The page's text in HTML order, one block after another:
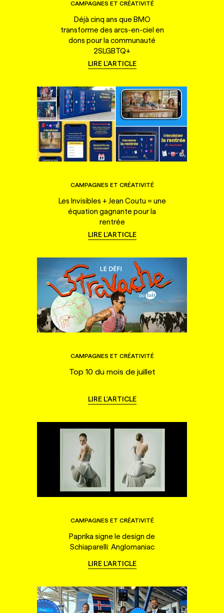
CAMPAGNES ET CRÉATIVITÉ
Déjà cinq ans que BMO
transforme des arcs-en-ciel en
dons pour la communauté
2SLGBTQ+
LIRE L'ARTICLE
CAMPAGNES ET CRÉATIVITÉ
Les Invisibles + Jean Coutu = une
équation gagnante pour la
rentrée
LIRE L'ARTICLE
CAMPAGNES ET CRÉATIVITÉ
Top 10 du mois de juillet
LIRE L'ARTICLE
CAMPAGNES ET CRÉATIVITÉ
Paprika signe le design de
Schiaparelli: Anglomaniac
LIRE L'ARTICLE